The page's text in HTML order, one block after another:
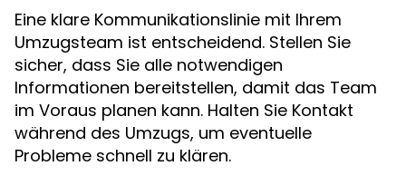
Eine klare Kommunikationslinie mit Ihrem
Umzugsteam ist entscheidend. Stellen Sie
sicher, dass Sie alle notwendigen
Informationen bereitstellen, damit das Team
im Voraus planen kann. Halten Sie Kontakt
während des Umzugs, um eventuelle
Probleme schnell zu klären.